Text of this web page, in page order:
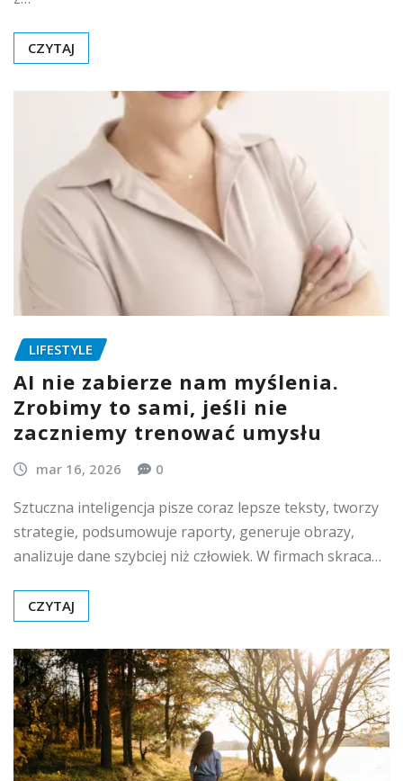
CZYTAJ
LIFESTYLE
AI nie zabierze nam myślenia.
Zrobimy to sami, jeśli nie
zaczniemy trenować umysłu
mar 16, 2026 0
Sztuczna inteligencja pisze coraz lepsze teksty, tworzy
strategie, podsumowuje raporty, generuje obrazy,
analizuje dane szybciej niż człowiek. W firmach skraca…
CZYTAJ